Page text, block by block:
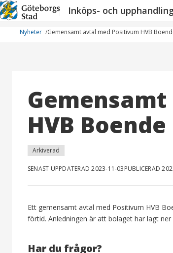
Hoppa
till
innehåll
Inköps- och
Nyheter Gemensamt avtal med Positivum HVB
HVB
Arkiverad
SENAST UPPDATERAD 2023-11-03PUBLICERAD
Ett gemensamt avtal med Positivum HVB
förtid. Anledningen är att bolaget har lagt ner
Har du frågor?